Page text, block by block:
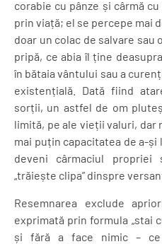
corabie cu pânze și cârmă
prin viață; el se percepe mai
doar un colac de salvare sau
pripă, ce abia îl ține
în bătaia vântului sau a
existențială. Dată fiind
sorții, un astfel de om
limită, pe ale vieții valuri, dar
mai puțin capacitatea de a-
deveni cârmaciul
„trăiește clipa” dinspre
Resemnarea exclude
exprimată prin formula „stai
și fără a face nimic –